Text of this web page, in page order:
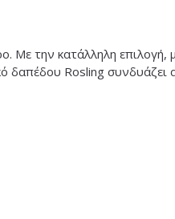
την κατάλληλη επιλογή,
Rosling συνδυάζει